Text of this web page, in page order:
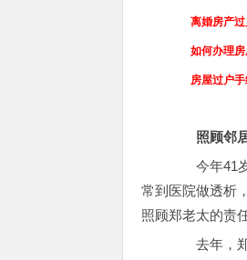
离婚房产
如何办理
房屋过户
照顾邻居
今年41岁
常到医院做透析
照顾郑老太的责任
去年，郑